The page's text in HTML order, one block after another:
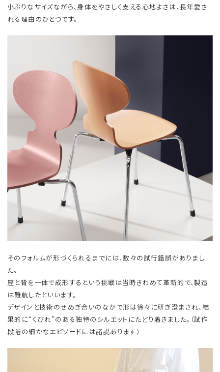
小ぶりなサイズながら、身体をやさしく支える心地よさは、長年愛さ
れる理由のひとつです。
そのフォルムが形づくられるまでには、数々の試行錯誤がありまし
た。
座と背を一体で成形するという挑戦は当時きわめて革新的で、製造
は難航したといいます。
デザインと技術のせめぎ合いのなかで形は徐々に研ぎ澄まされ、結
果的に“くびれ”のある独特のシルエットにたどり着きました。（試作
段階の細かなエピソードには諸説あります）